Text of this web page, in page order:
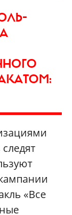
«Все